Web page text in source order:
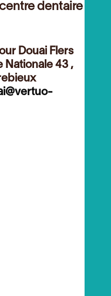
dentaire
Douai Flers
Nationale 43 ,